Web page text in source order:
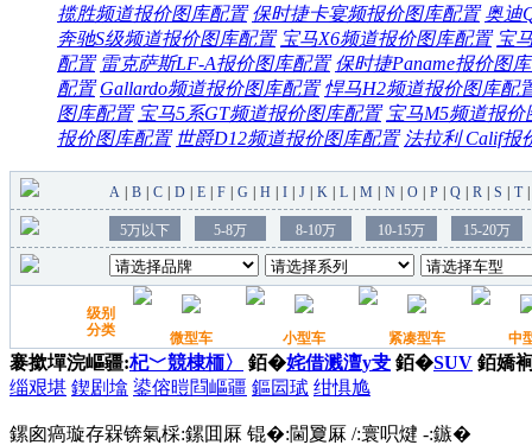
揽胜频道报价图库配置 保时捷卡宴频报价图库配置 奥迪
奔驰S级频道报价图库配置 宝马X6频道报价图库配置 宝
配置 雷克萨斯LF-A报价图库配置 保时捷Paname报价图库
配置 Gallardo频道报价图库配置 悍马H2频道报价图库配
图库配置 宝马5系GT频道报价图库配置 宝马M5频道报价
报价图库配置 世爵D12频道报价图库配置 法拉利 Calif报
褰撳墠浣嶇疆:杞﹀競棣栭〉 銆�姹借溅澶у叏 銆�SUV 銆嬌
缁艰堪 鍥剧墖 鍙傛暟閰嶇疆 鏂囩珷 绀惧尯
鏍囪瘑璇存槑锛氣棌:鏍囬厤 锟�:閫夐厤 /:寰呮煡 -:鏃�